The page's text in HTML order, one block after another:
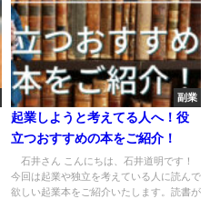
副業
起業しようと考えてる人へ！役
立つおすすめの本をご紹介！
石井さん こんにちは、石井道明です！
今回は起業や独立を考えている人に読んで
欲しい起業本をご紹介いたします。読書が